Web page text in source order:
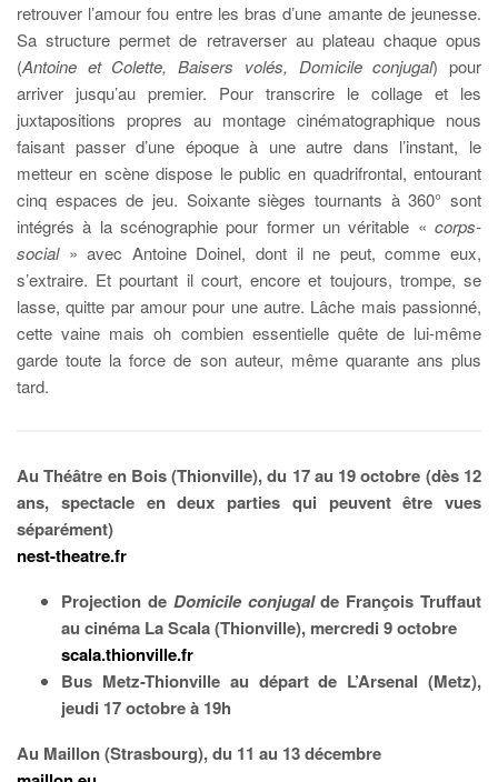
retrouver l’amour fou entre les bras d’une amante de jeunesse.
Sa structure permet de retraverser au plateau chaque opus
(Antoine et Colette, Baisers volés, Domicile conjugal) pour
arriver jusqu’au premier. Pour transcrire le collage et les
juxtapositions propres au montage cinématographique nous
faisant passer d’une époque à une autre dans l’instant, le
metteur en scène dispose le public en quadrifrontal, entourant
cinq espaces de jeu. Soixante sièges tournants à 360° sont
intégrés à la scénographie pour former un véritable « corps-
social» avec Antoine Doinel, dont il ne peut, comme eux,
s’extraire. Et pourtant il court, encore et toujours, trompe, se
lasse, quitte par amour pour une autre. Lâche mais passionné,
cette vaine mais oh combien essentielle quête de lui-même
garde toute la force de son auteur, même quarante ans plus
tard.
Au Théâtre en Bois (Thionville), du 17 au 19 octobre (dès 12
ans, spectacle en deux parties qui peuvent être vues
séparément)
nest-theatre.fr
Projection de Domicile conjugalde François Truffaut
au cinéma La Scala (Thionville), mercredi 9 octobre
scala.thionville.fr
Bus Metz-Thionville au départ de L’Arsenal (Metz),
jeudi 17 octobre à 19h
Au Maillon (Strasbourg), du 11 au 13 décembre